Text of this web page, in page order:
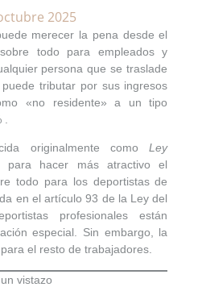
BÚSQUEDA
APARTAMENTOS
TERRENOS
FINCAS
2025
merecer la pena desde el
todo para empleados y
persona que se traslade
tributar por sus ingresos
«no residente» a un tipo
originalmente comoLey
para hacer más atractivo el
todo para los deportistas de
en el artículo 93 de la Ley del
profesionales están
especial. Sin embargo, la
el resto de trabajadores.
vistazo